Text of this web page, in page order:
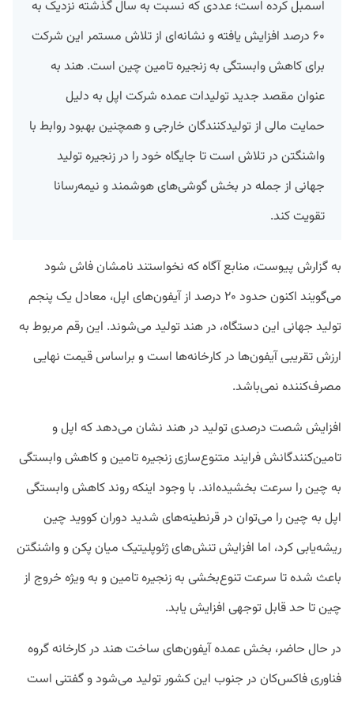
اسمبل کرده است؛ عددی که نسبت به سال گذشته نزدیک به
۶۰ درصد افزایش یافته و نشانه‌ای از تلاش مستمر این شرکت
برای کاهش وابستگی به زنجیره تامین چین است. هند به
عنوان مقصد جدید تولیدات عمده شرکت اپل به دلیل
حمایت مالی از تولیدکنندگان خارجی و همچنین بهبود روابط با
واشنگتن در تلاش است تا جایگاه خود را در زنجیره تولید
جهانی از جمله در بخش گوشی‌های هوشمند و نیمه‌رسانا
تقویت کند.
به گزارش پیوست، منابع آگاه که نخواستند نامشان فاش شود
می‌گویند اکنون حدود ۲۰ درصد از آیفون‌های اپل، معادل یک پنجم
تولید جهانی این دستگاه، در هند تولید می‌شوند. این رقم مربوط به
ارزش تقریبی آیفون‌ها در کارخانه‌ها است و براساس قیمت نهایی
مصرف‌کننده نمی‌باشد.
افزایش شصت درصدی تولید در هند نشان می‌دهد که اپل و
تامین‌کنندگانش فرایند متنوع‌سازی زنجیره تامین و کاهش وابستگی
به چین را سرعت بخشیده‌اند. با وجود اینکه روند کاهش وابستگی
اپل به چین را می‌توان در قرنطینه‌های شدید دوران کووید چین
ریشه‌یابی کرد، اما افزایش تنش‌های ژئوپلیتیک میان پکن و واشنگتن
باعث شده تا سرعت تنوع‌بخشی به زنجیره تامین و به ویژه خروج از
چین تا حد قابل توجهی افزایش یابد.
در حال حاضر، بخش عمده آیفون‌های ساخت هند در کارخانه گروه
فناوری فاکس‌کان در جنوب این کشور تولید می‌شود و گفتنی است